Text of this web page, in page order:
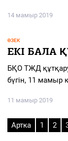
14 мамыр 2019
ӨЗЕК
ЕКІ БАЛА
БҚО ТЖД
бүгін, 11 мамыр
11 мамыр 2019
Артка 1 2